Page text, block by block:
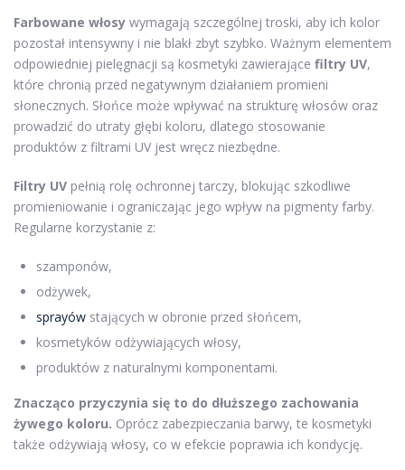
Farbowane włosy wymagają szczególnej troski, aby ich kolor
pozostał intensywny i nie blakł zbyt szybko. Ważnym elementem
odpowiedniej pielęgnacji są kosmetyki zawierające filtry UV,
które chronią przed negatywnym działaniem promieni
słonecznych. Słońce może wpływać na strukturę włosów oraz
prowadzić do utraty głębi koloru, dlatego stosowanie
produktów z filtrami UV jest wręcz niezbędne.
Filtry UV pełnią rolę ochronnej tarczy, blokując szkodliwe
promieniowanie i ograniczając jego wpływ na pigmenty farby.
Regularne korzystanie z:
szamponów,
odżywek,
sprayów stających w obronie przed słońcem,
kosmetyków odżywiających włosy,
produktów z naturalnymi komponentami.
Znacząco przyczynia się to do dłuższego zachowania
żywego koloru. Oprócz zabezpieczania barwy, te kosmetyki
także odżywiają włosy, co w efekcie poprawia ich kondycję.